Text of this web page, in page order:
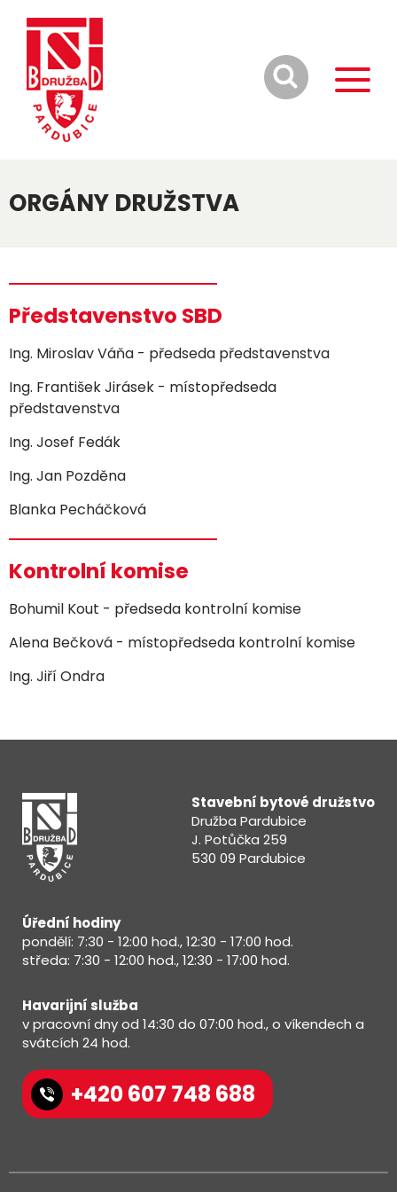
ORGÁNY DRUŽSTVA
Představenstvo SBD
Ing. Miroslav Váňa - předseda představenstva
Ing. František Jirásek - místopředseda
představenstva
Ing. Josef Fedák
Ing. Jan Pozděna
Blanka Pecháčková
Kontrolní komise
Bohumil Kout - předseda kontrolní komise
Alena Bečková - místopředseda kontrolní komise
Ing. Jiří Ondra
Stavební bytové družstvo
Družba Pardubice
J. Potůčka 259
530 09 Pardubice
Úřední hodiny
pondělí: 7:30 - 12:00 hod., 12:30 - 17:00 hod.
středa: 7:30 - 12:00 hod., 12:30 - 17:00 hod.
Havarijní služba
v pracovní dny od 14:30 do 07:00 hod., o víkendech a
svátcích 24 hod.
+420 607 748 688